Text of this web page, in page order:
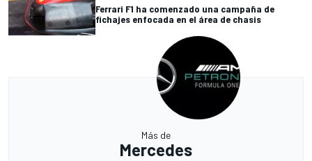
Ferrari F1 ha comenzado una campaña de
fichajes enfocada en el área de chasis
Más de
Mercedes